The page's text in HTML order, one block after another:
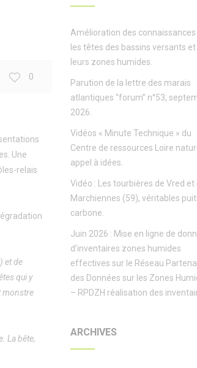
0
Une
relais
et de
qui y
monstre
La bête,
Amélioration des
les têtes des bassins versants et
leurs zones humides.
Parution de la lettre des marais
atlantiques “forum” n°53,
2026.
Vidéos « Minute Technique » du
Centre de ressources Loire
appel à idées.
Vidéo : Les tourbières de Vred et
Marchiennes (59), véritables
carbone.
Juin 2026 : Mise en ligne de
d’inventaires zones humides
effectives sur le Réseau
des Données sur les Zones
– RPDZH réalisation des
ARCHIVES